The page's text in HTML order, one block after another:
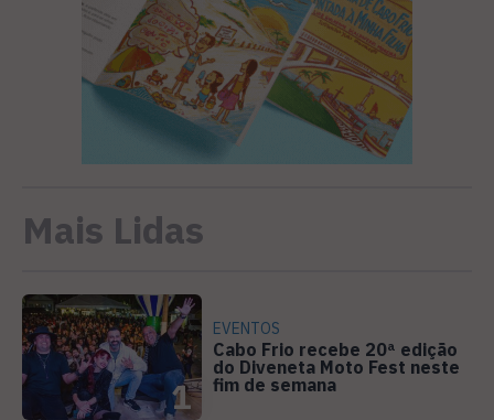
Mais Lidas
1
EVENTOS
Cabo Frio recebe 20ª edição
do Diveneta Moto Fest neste
fim de semana